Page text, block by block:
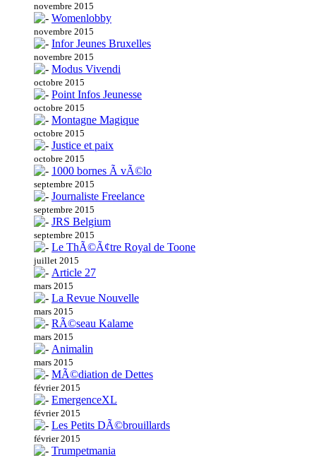
novembre 2015
Womenlobby
novembre 2015
Infor Jeunes Bruxelles
novembre 2015
Modus Vivendi
octobre 2015
Point Infos Jeunesse
octobre 2015
Montagne Magique
octobre 2015
Justice et paix
octobre 2015
1000 bornes Ã vÃ©lo
septembre 2015
Journaliste Freelance
septembre 2015
JRS Belgium
septembre 2015
Le ThÃ©Ã¢tre Royal de Toone
juillet 2015
Article 27
mars 2015
La Revue Nouvelle
mars 2015
RÃ©seau Kalame
mars 2015
Animalin
mars 2015
MÃ©diation de Dettes
février 2015
EmergenceXL
février 2015
Les Petits DÃ©brouillards
février 2015
Trumpetmania